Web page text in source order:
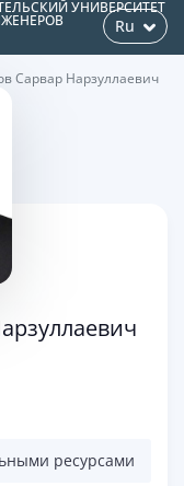
УНИВЕРСИТЕТ
Ru
Сарвар Нарзуллаевич
ресурсами